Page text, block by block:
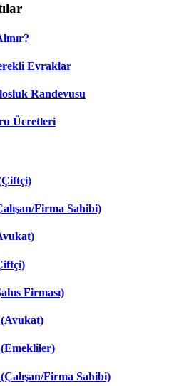
Evraklar
Randevusu
Ücretleri
Firma Sahibi)
Firması)
Firma Sahibi)